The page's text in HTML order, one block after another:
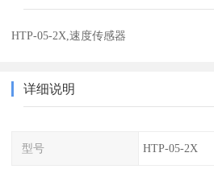
HTP-05-2X,速度传感器
详细说明
型号 HTP-05-2X